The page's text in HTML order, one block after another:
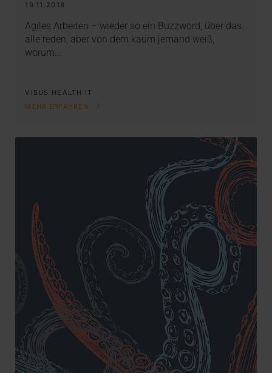
19.11.2018
Agiles Arbeiten – wieder so ein Buzzword, über das
alle reden, aber von dem kaum jemand weiß,
worum…
VISUS HEALTH IT
MEHR ERFAHREN